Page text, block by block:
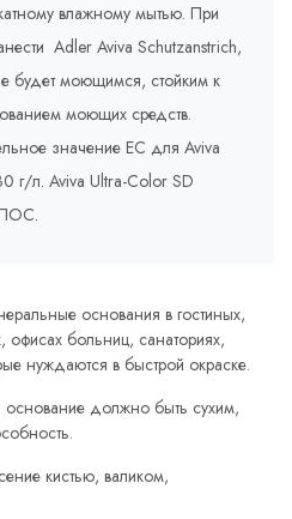
влажному мытью. При
Adler Aviva Schutzanstrich,
будет моющимся, стойким к
моющих средств.
значение ЕС для Aviva
г/л. Aviva Ultra-Color SD
ЛОС.
основания в гостиных,
офисах больниц, санаториях,
нуждаются в быстрой окраске.
основание должно быть сухим,
кистью, валиком,